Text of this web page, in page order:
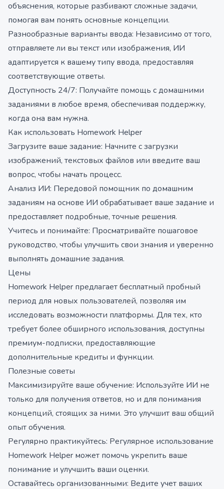
объяснения, которые разбивают сложные задачи,
помогая вам понять основные концепции.
Разнообразные варианты ввода: Независимо от того,
отправляете ли вы текст или изображения, ИИ
адаптируется к вашему типу ввода, предоставляя
соответствующие ответы.
Доступность 24/7: Получайте помощь с домашними
заданиями в любое время, обеспечивая поддержку,
когда она вам нужна.
Как использовать Homework Helper
Загрузите ваше задание: Начните с загрузки
изображений, текстовых файлов или введите ваш
вопрос, чтобы начать процесс.
Анализ ИИ: Передовой помощник по домашним
заданиям на основе ИИ обрабатывает ваше задание и
предоставляет подробные, точные решения.
Учитесь и понимайте: Просматривайте пошаговое
руководство, чтобы улучшить свои знания и уверенно
выполнять домашние задания.
Цены
Homework Helper предлагает бесплатный пробный
период для новых пользователей, позволяя им
исследовать возможности платформы. Для тех, кто
требует более обширного использования, доступны
премиум-подписки, предоставляющие
дополнительные кредиты и функции.
Полезные советы
Максимизируйте ваше обучение: Используйте ИИ не
только для получения ответов, но и для понимания
концепций, стоящих за ними. Это улучшит ваш общий
опыт обучения.
Регулярно практикуйтесь: Регулярное использование
Homework Helper может помочь укрепить ваше
понимание и улучшить ваши оценки.
Оставайтесь организованными: Ведите учет ваших